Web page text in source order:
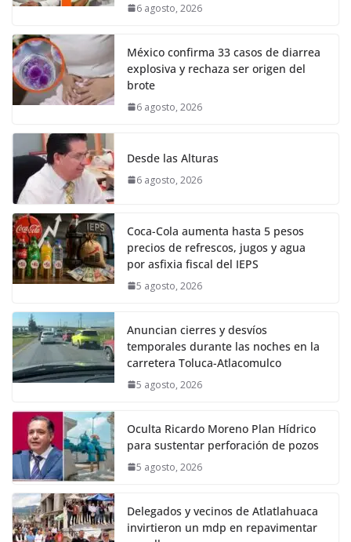
6 agosto, 2026
México confirma 33 casos de diarrea
explosiva y rechaza ser origen del
brote
6 agosto, 2026
Desde las Alturas
6 agosto, 2026
Coca-Cola aumenta hasta 5 pesos
precios de refrescos, jugos y agua
por asfixia fiscal del IEPS
5 agosto, 2026
Anuncian cierres y desvíos
temporales durante las noches en la
carretera Toluca-Atlacomulco
5 agosto, 2026
Oculta Ricardo Moreno Plan Hídrico
para sustentar perforación de pozos
5 agosto, 2026
Delegados y vecinos de Atlatlahuaca
invirtieron un mdp en repavimentar